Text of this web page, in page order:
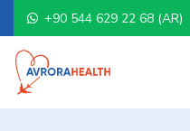
+90 544 629 22 68 (AR)